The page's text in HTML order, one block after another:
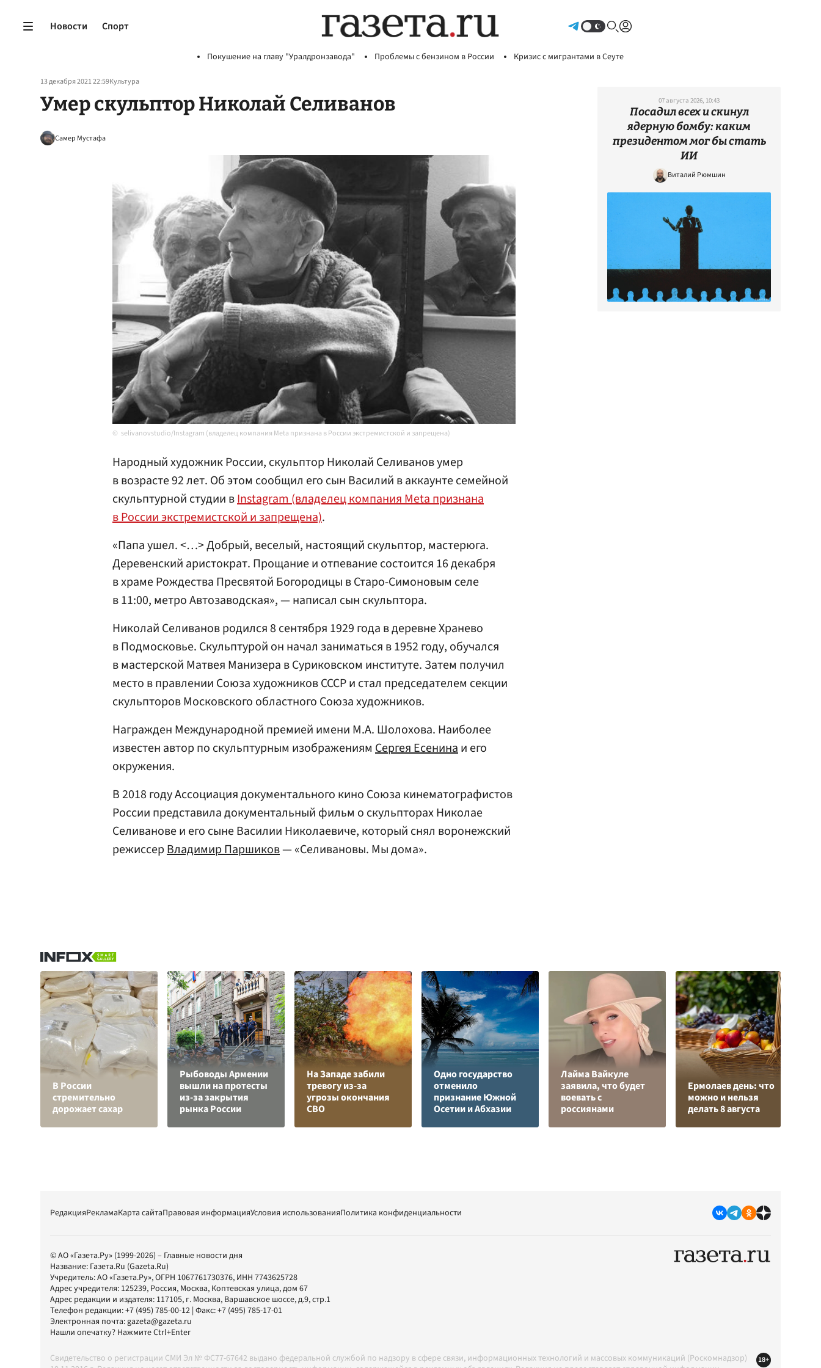
Новости Спорт
Покушение на главу "Уралдронзавода" Проблемы с бензином в России Кризис с мигрантами в Сеуте
13 декабря 2021 22:59Культура
Умер скульптор Николай Селиванов
Самер Мустафа
selivanovstudio/Instagram (владелец компания Meta признана в России экстремистской и запрещена)
Народный художник России, скульптор Николай Селиванов умер
в возрасте 92 лет. Об этом сообщил его сын Василий в аккаунте семейной
скульптурной студии вInstagram (владелец компания Meta признана
в России экстремистской и запрещена).
«Папа ушел. <…> Добрый, веселый, настоящий скульптор, мастерюга.
Деревенский аристократ. Прощание и отпевание состоится 16 декабря
в храме Рождества Пресвятой Богородицы в Старо-Симоновым селе
в 11:00, метро Автозаводская», — написал сын скульптора.
Николай Селиванов родился 8 сентября 1929 года в деревне Хранево
в Подмосковье. Скульптурой он начал заниматься в 1952 году, обучался
в мастерской Матвея Манизера в Суриковском институте. Затем получил
место в правлении Союза художников СССР и стал председателем секции
скульпторов Московского областного Союза художников.
Награжден Международной премией имени М.А. Шолохова. Наиболее
известен автор по скульптурным изображениям Сергея Есенинаи его
окружения.
В 2018 году Ассоциация документального кино Союза кинематографистов
России представила документальный фильм о скульпторах Николае
Селиванове и его сыне Василии Николаевиче, который снял воронежский
режиссерВладимир Паршиков— «Селивановы. Мы дома».
07 августа 2026, 10:43
Посадил всех и скинул
ядерную бомбу: каким
президентом мог бы стать
ИИ
Виталий Рюмшин
В России
стремительно
дорожает сахар
Рыбоводы Армении
вышли на протесты
из-за закрытия
рынка России
На Западе забили
тревогу из-за
угрозы окончания
СВО
Одно государство
отменило
признание Южной
Осетии и Абхазии
Лайма Вайкуле
заявила, что будет
воевать с
россиянами
Ермолаев день: что
можно и нельзя
делать 8 августа
РедакцияРекламаКарта сайтаПравовая информацияУсловия использованияПолитика конфиденциальности
© АО «Газета.Ру» (1999-2026) – Главные новости дня
Название: Газета.Ru (Gazeta.Ru)
Учредитель:АО «Газета.Ру», ОГРН 1067761730376, ИНН 7743625728
Адрес учредителя: 125239, Россия, Москва, Коптевская улица, дом 67
Адрес редакции и издателя: 117105, г. Москва, Варшавское шоссе, д.9, стр.1
Телефон редакции:+7 (495) 785-00-12 | Факс:+7 (495) 785-17-01
Электронная почта:gazeta@gazeta.ru
Нашли опечатку? Нажмите Ctrl+Enter
Свидетельство о регистрации СМИ Эл № ФС77-67642 выдано федеральной службой по надзору в сфере связи, информационных технологий и массовых коммуникаций (Роскомнадзор)
18+